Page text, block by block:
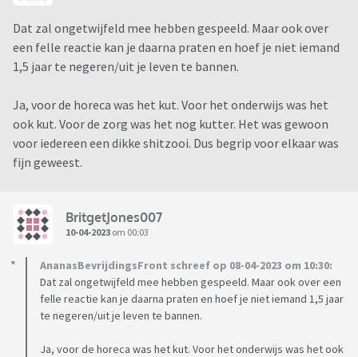
Dat zal ongetwijfeld mee hebben gespeeld. Maar ook over
een felle reactie kan je daarna praten en hoef je niet iemand
1,5 jaar te negeren/uit je leven te bannen.
Ja, voor de horeca was het kut. Voor het onderwijs was het
ook kut. Voor de zorg was het nog kutter. Het was gewoon
voor iedereen een dikke shitzooi. Dus begrip voor elkaar was
fijn geweest.
BritgetJones007
10-04-2023 om 00:03
AnanasBevrijdingsFront schreef op 08-04-2023 om 10:30:
Dat zal ongetwijfeld mee hebben gespeeld. Maar ook over een
felle reactie kan je daarna praten en hoef je niet iemand 1,5 jaar
te negeren/uit je leven te bannen.
Ja, voor de horeca was het kut. Voor het onderwijs was het ook